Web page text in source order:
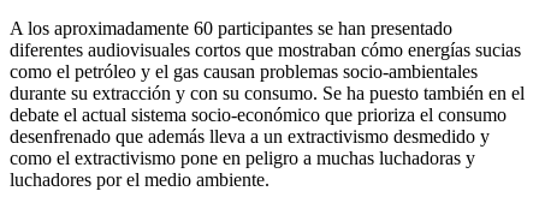
A los aproximadamente 60 participantes se han presentado
diferentes audiovisuales cortos que mostraban cómo energías sucias
como el petróleo y el gas causan problemas socio-ambientales
durante su extracción y con su consumo. Se ha puesto también en el
debate el actual sistema socio-económico que prioriza el consumo
desenfrenado que además lleva a un extractivismo desmedido y
como el extractivismo pone en peligro a muchas luchadoras y
luchadores por el medio ambiente.